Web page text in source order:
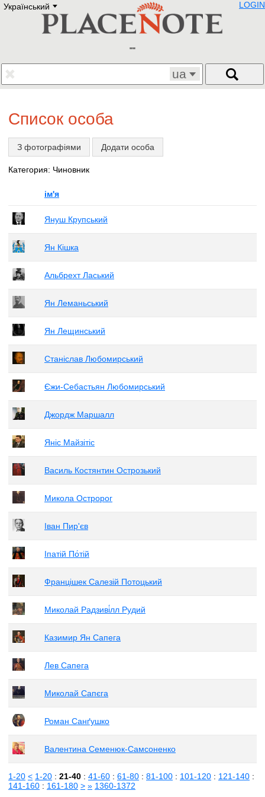
Український E
Deutsch
Francais
Polski
Eestikeelne
LOGIN
ua
Список особа
З фотографіями Додати особа
Категория: Чиновник
ім'я
Януш Крупський
Ян Кішка
Альбрехт Ласький
Ян Леманьський
Ян Лещинський
Станіслав Любомирський
Єжи-Себастьян Любомирський
Джордж Маршалл
Яніс Майзітіс
Василь Костянтин Острозький
Микола Остророг
Іван Пир'єв
Іпатій По́тій
Францішек Салезій Потоцький
Миколай Радзиві́лл Рудий
Казимир Ян Сапега
Лев Сапега
Миколай Сапєга
Роман Санґушко
Валентина Семенюк-Самсоненко
1-20 < 1-20 : 21-40 : 41-60 : 61-80 : 81-100 : 101-120 : 121-140 :
141-160 : 161-180 > » 1360-1372